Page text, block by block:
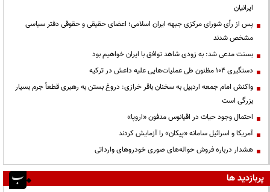
ایرانیان
پس از رأی شورای مرکزی جبهه ایران اسلامی؛ اعضای حقیقی و حقوقی دفتر سیاسی
مشخص شدند
بسنت مدعی شد: به زودی شاهد توافق با ایران خواهیم بود
دستگیری ۱۰۴ مظنون طی عملیات‌هایی علیه داعش در ترکیه
واکنش امام جمعه اردبیل به سخنان باقر خرازی: دروغ بستن به رهبری قطعاً جرم بسیار
بزرگی است
احتمال وجود حیات در اقیانوس مدفون «اروپا»
آمریکا و اسرائیل سامانه «پیکان» را آزمایش کردند
هشدار درباره فروش حواله‌های صوری خودروهای وارداتی
پربازدید ها